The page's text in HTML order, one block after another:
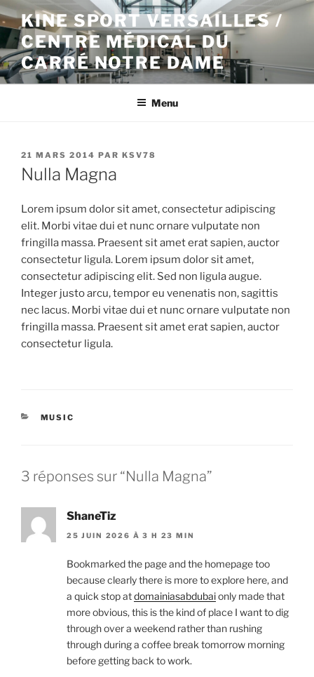
Aller
au
contenu
principal
KINE SPORT VERSAILLES /
CENTRE MÉDICAL DU
CARRÉ NOTRE DAME
Menu
PUBLIÉ
LE
21 MARS 2014 PAR KSV78
Nulla Magna
Lorem ipsum dolor sit amet, consectetur adipiscing
elit. Morbi vitae dui et nunc ornare vulputate non
fringilla massa. Praesent sit amet erat sapien, auctor
consectetur ligula. Lorem ipsum dolor sit amet,
consectetur adipiscing elit. Sed non ligula augue.
Integer justo arcu, tempor eu venenatis non, sagittis
nec lacus. Morbi vitae dui et nunc ornare vulputate non
fringilla massa. Praesent sit amet erat sapien, auctor
consectetur ligula.
CATÉGORIES
MUSIC
3 réponses sur “Nulla Magna”
ShaneTiz
25 JUIN 2026 À 3 H 23 MIN
Bookmarked the page and the homepage too
because clearly there is more to explore here, and
a quick stop atdomainiasabdubaionly made that
more obvious, this is the kind of place I want to dig
through over a weekend rather than rushing
through during a coffee break tomorrow morning
before getting back to work.